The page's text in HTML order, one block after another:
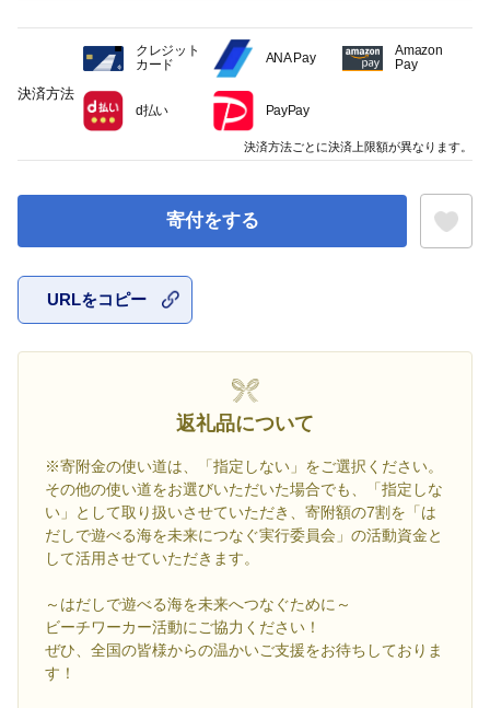
寄付をする
URLをコピー
返礼品について
※寄附金の使い道は、「指定しない」をご選択ください。
その他の使い道をお選びいただいた場合でも、「指定しな
い」として取り扱いさせていただき、寄附額の7割を「は
だしで遊べる海を未来につなぐ実行委員会」の活動資金と
して活用させていただきます。
～はだしで遊べる海を未来へつなぐために～
ビーチワーカー活動にご協力ください！
ぜひ、全国の皆様からの温かいご支援をお待ちしておりま
す！
決済方法
クレジット
カード
ANA Pay
Amazon
Pay
d払い PayPay
決済方法ごとに決済上限額が異なります。